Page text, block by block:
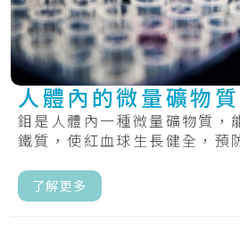
人體內的微量礦物
鉬是人體內一種微量礦物質，
鐵質，使紅血球生長健全，預
了解更多